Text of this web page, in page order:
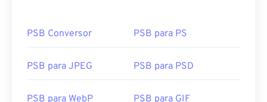
PSB Conversor PSB para PS
PSB para JPEG PSB para PSD
PSB para WebP PSB para GIF